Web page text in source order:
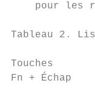
pour les
Tableau 2.
Touches
Fn +